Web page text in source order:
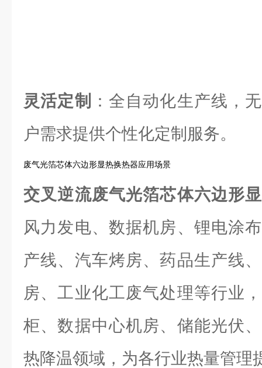
灵活定制
：全自动化生产线，
户需求提供个性化定制服务。
废气光箔芯体六边形显热换热器应用场景
交叉逆流废气光箔芯体六边形
风力发电、数据机房、锂电涂
产线、汽车烤房、药品生产线
房、工业化工废气处理等行业
柜、数据中心机房、储能光伏
热降温领域，为各行业热量管理